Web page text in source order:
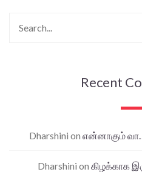
Recent
Dharshini on என்னாகும்
Dharshini on கிழக்காக